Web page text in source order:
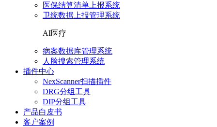
医保结算清单上报系统
卫统数据上报管理系统
AI医疗
病案数据库管理系统
人脸搜索管理系统
插件中心
NexScanner扫描插件
DRG分组工具
DIP分组工具
产品白皮书
客户案例